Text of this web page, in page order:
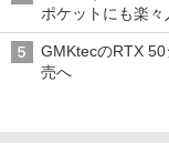
ポケットにも楽
Fold」。その気
GMKtecのRTX
売へ